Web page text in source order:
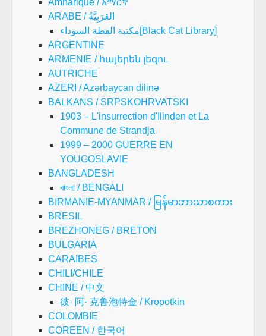
ARABE / العَرَبِيَّةُ
مكتبة القطة السوداء[Black Cat Library]
ARGENTINE
ARMENIE / հայերեն լեզու
AUTRICHE
AZERI / Azərbaycan dilinə
BALKANS / SRPSKOHRVATSKI
1903 – L'insurrection d'Ilinden et La
Commune de Strandja
1999 – 2000 GUERRE EN
YOUGOSLAVIE
BANGLADESH
বাংলা / BENGALI
BIRMANIE-MYANMAR / မြန်မာဘာသာစကား
BRESIL
BREZHONEG / BRETON
BULGARIA
CARAIBES
CHILI/CHILE
CHINE / 中文
彼· 阿· 克鲁泡特金 / Kropotkin
COLOMBIE
COREEN / 한국어